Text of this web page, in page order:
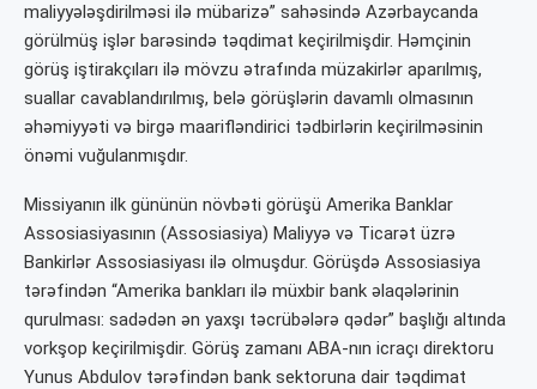
maliyyələşdirilməsi ilə mübarizə” sahəsində Azərbaycanda
görülmüş işlər barəsində təqdimat keçirilmişdir. Həmçinin
görüş iştirakçıları ilə mövzu ətrafında müzakirlər aparılmış,
suallar cavablandırılmış, belə görüşlərin davamlı olmasının
əhəmiyyəti və birgə maarifləndirici tədbirlərin keçirilməsinin
önəmi vuğulanmışdır.
Missiyanın ilk gününün növbəti görüşü Amerika Banklar
Assosiasiyasının (Assosiasiya) Maliyyə və Ticarət üzrə
Bankirlər Assosiasiyası ilə olmuşdur. Görüşdə Assosiasiya
tərəfindən “Amerika bankları ilə müxbir bank əlaqələrinin
qurulması: sadədən ən yaxşı təcrübələrə qədər” başlığı altında
vorkşop keçirilmişdir. Görüş zamanı ABA-nın icraçı direktoru
Yunus Abdulov tərəfindən bank sektoruna dair təqdimat